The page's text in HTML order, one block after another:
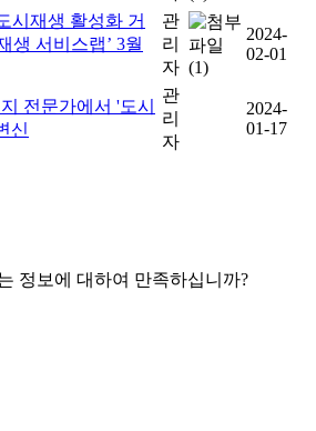
시재생 활성화 거
생 서비스랩’ 3월
관
리
자 (1)
2024-
02-01
전문가에서 '도시
신
관
리
자
2024-
01-17
정보에 대하여 만족하십니까?